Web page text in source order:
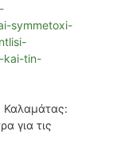
symmetoxi-
kai-tin-
Καλαμάτας:
για τις